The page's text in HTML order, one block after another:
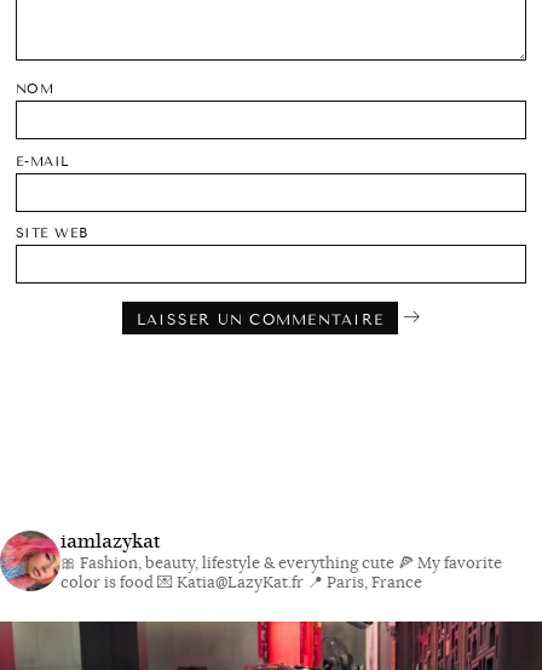
NOM
E-MAIL
SITE WEB
iamlazykat
🎀 Fashion, beauty, lifestyle & everything cute 🍕 My favorite
color is food💌 Katia@LazyKat.fr 📍 Paris, France